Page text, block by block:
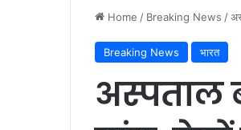
Home / Breaking News /
Breaking News भारत
अस्पताल